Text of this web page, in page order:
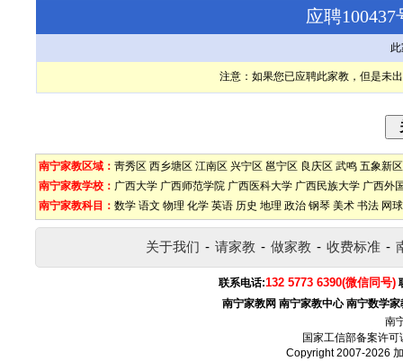
应聘
注意：如果您已应聘此家教，但是未
南宁家教区域： 靑秀区 西乡塘区 江南区 兴宁区 邕宁区 良庆区 武鸣 五象新区
南宁家教学校： 广西大学 广西师范学院 广西医科大学 广西民族大学 广西外
南宁家教科目： 数学 语文 物理 化学 英语 历史 地理 政治 钢琴 美术 书法 网球
关于我们 - 请家教 - 做家教 - 收费标准 -
联系电话:132 5773 6390(微信同号)
南宁家教网 南宁家教中心 南宁数学家
南
国家工信部备案许可
Copyright 2007-2026